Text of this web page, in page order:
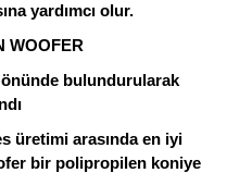
yardımcı olur.
WOOFER
bulundurularak
üretimi arasında en iyi
bir polipropilen koniye